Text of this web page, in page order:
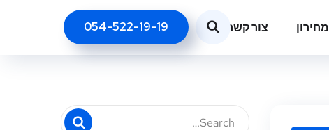
מחירון צור קשר 054-522-19-19